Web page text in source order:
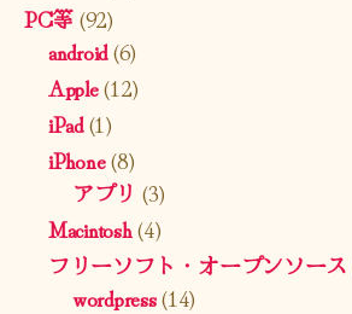
PC等(92)
android(6)
Apple(12)
iPad(1)
iPhone(8)
アプリ (3)
Macintosh(4)
フリーソフト・オープンソース
wordpress(14)